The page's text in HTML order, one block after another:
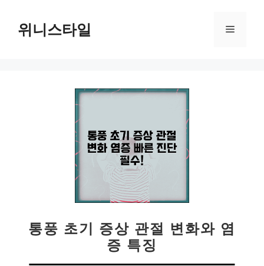
위니스타일 메
통풍 초기 증상 관절 변화와 염
증 특징